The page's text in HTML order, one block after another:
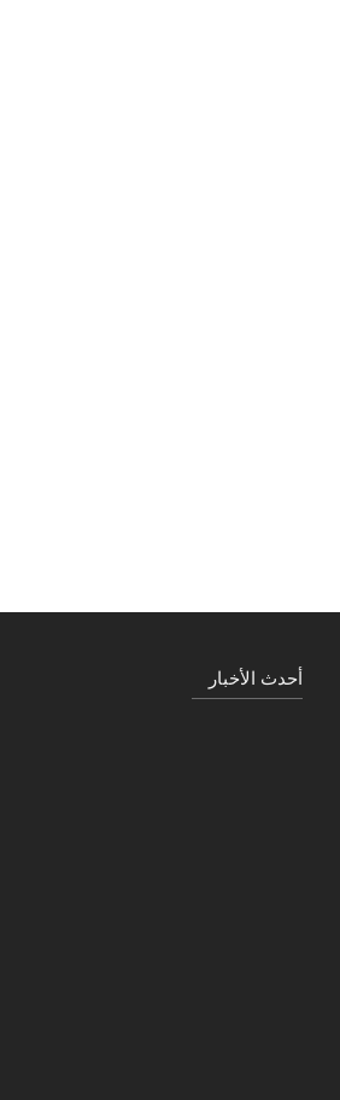
أحدث الأخبار